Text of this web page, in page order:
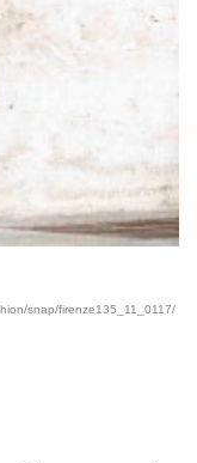
snap/firenze135_11_0117/